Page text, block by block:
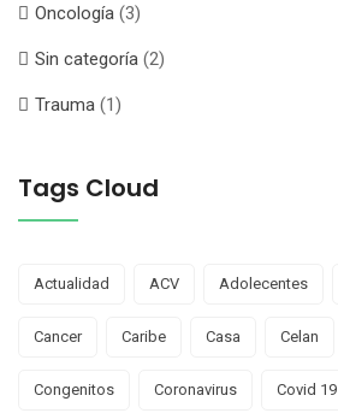
Oncología (3)
Sin categoría (2)
Trauma (1)
Tags Cloud
Actualidad ACV Adolecentes
Cancer Caribe Casa Celan
Congenitos Coronavirus Covid 19